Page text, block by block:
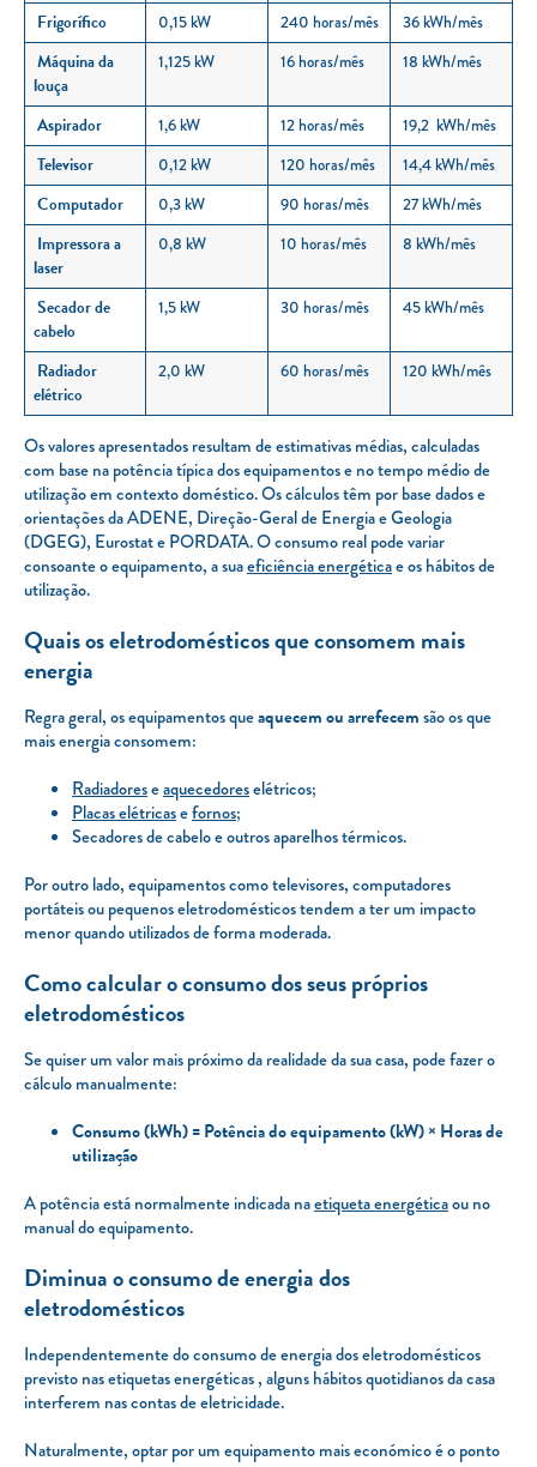
Frigorífico 0,15 kW 240 horas/mês 36 kWh/mês
Máquina da
louça
1,125 kW 16 horas/mês 18 kWh/mês
Aspirador 1,6 kW 12 horas/mês 19,2 kWh/mês
Televisor 0,12 kW 120 horas/mês 14,4 kWh/mês
Computador 0,3 kW 90 horas/mês 27 kWh/mês
Impressora a
laser
0,8 kW 10 horas/mês 8 kWh/mês
Secador de
cabelo
1,5 kW 30 horas/mês 45 kWh/mês
Radiador
elétrico
2,0 kW 60 horas/mês 120 kWh/mês
Os valores apresentados resultam de estimativas médias, calculadas
com base na potência típica dos equipamentos e no tempo médio de
utilização em contexto doméstico. Os cálculos têm por base dados e
orientações da ADENE, Direção-Geral de Energia e Geologia
(DGEG), Eurostat e PORDATA. O consumo real pode variar
consoante o equipamento, a suaeficiência energéticae os hábitos de
utilização.
Quais os eletrodomésticos que consomem mais
energia
Regra geral, os equipamentos queaquecem ou arrefecemsão os que
mais energia consomem:
Radiadoreseaquecedoreselétricos;
Placas elétricasefornos;
Secadores de cabelo e outros aparelhos térmicos.
Por outro lado, equipamentos como televisores, computadores
portáteis ou pequenos eletrodomésticos tendem a ter um impacto
menor quando utilizados de forma moderada.
Como calcular o consumo dos seus próprios
eletrodomésticos
Se quiser um valor mais próximo da realidade da sua casa, pode fazer o
cálculo manualmente:
Consumo (kWh) = Potência do equipamento (kW) × Horas de
utilização
A potência está normalmente indicada naetiqueta energéticaou no
manual do equipamento.
Diminua o consumo de energia dos
eletrodomésticos
Independentemente do consumo de energia dos eletrodomésticos
previsto nas etiquetas energéticas , alguns hábitos quotidianos da casa
interferem nas contas de eletricidade.
Naturalmente, optar por um equipamento mais económico é o ponto